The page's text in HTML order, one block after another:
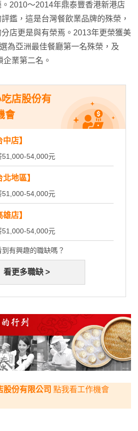
2010～2014年鼎泰豐香港新港店
鑑，這是台灣餐飲業品牌的殊榮，
店更是與有榮焉。2013年更榮獲美
為亞洲最佳餐廳第一名殊榮，及
業第二名。
店股份有
會
店】
51,000-54,000元
地區】
51,000-54,000元
店】
51,000-54,000元
到有興趣的職缺嗎？
看更多職缺 >
股份有限公司 點我看工作機會